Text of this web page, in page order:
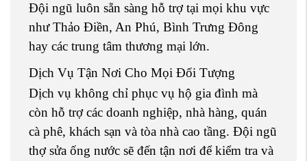
Đội ngũ luôn sẵn sàng hỗ trợ tại mọi khu vực
như Thảo Điền, An Phú, Bình Trưng Đông
hay các trung tâm thương mại lớn.
Dịch Vụ Tận Nơi Cho Mọi Đối Tượng
Dịch vụ không chỉ phục vụ hộ gia đình mà
còn hỗ trợ các doanh nghiệp, nhà hàng, quán
cà phê, khách sạn và tòa nhà cao tầng. Đội ngũ
thợ sửa ống nước sẽ đến tận nơi để kiểm tra và